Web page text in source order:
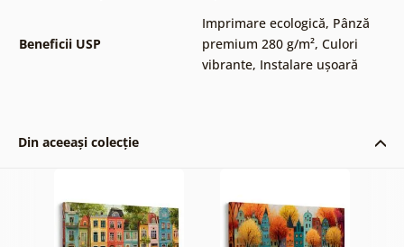
Beneficii USP
Imprimare ecologică, Pânză
premium 280 g/m², Culori
vibrante, Instalare ușoară
Din aceeași colecție